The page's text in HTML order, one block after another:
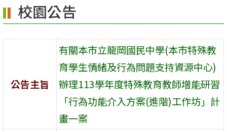
校園公告
公告主旨
有關本市立龍岡國民中學(本市特殊教
育學生情緒及行為問題支持資源中心)
辦理113學年度特殊教育教師增能研習
「行為功能介入方案(進階)工作坊」計
畫一案